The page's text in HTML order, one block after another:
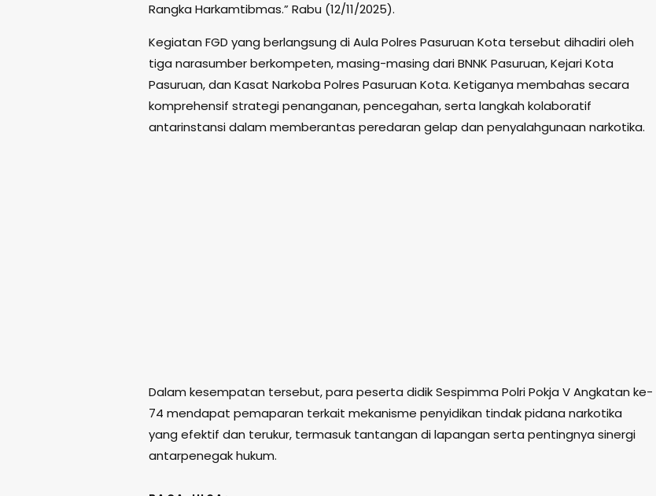
Rangka Harkamtibmas.” Rabu (12/11/2025).
Kegiatan FGD yang berlangsung di Aula Polres Pasuruan Kota tersebut dihadiri oleh
tiga narasumber berkompeten, masing-masing dari BNNK Pasuruan, Kejari Kota
Pasuruan, dan Kasat Narkoba Polres Pasuruan Kota. Ketiganya membahas secara
komprehensif strategi penanganan, pencegahan, serta langkah kolaboratif
antarinstansi dalam memberantas peredaran gelap dan penyalahgunaan narkotika.
Dalam kesempatan tersebut, para peserta didik Sespimma Polri Pokja V Angkatan ke-
74 mendapat pemaparan terkait mekanisme penyidikan tindak pidana narkotika
yang efektif dan terukur, termasuk tantangan di lapangan serta pentingnya sinergi
antarpenegak hukum.